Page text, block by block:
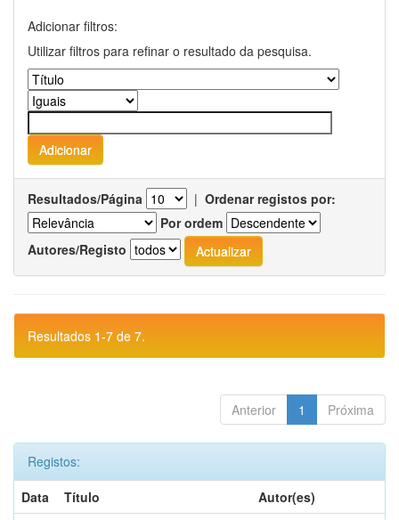
Adicionar filtros:
Utilizar filtros para refinar o resultado da pesquisa.
Resultados/Página | Ordenar registos por:
Por ordem
Autores/Registo
Resultados 1-7 de 7.
Anterior 1 Próxima
Registos:
Data
Título
Autor(es)